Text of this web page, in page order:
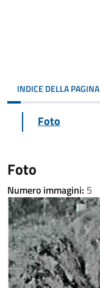
INDICE DELLA PAGINA
Foto
Foto
Numero immagini: 5